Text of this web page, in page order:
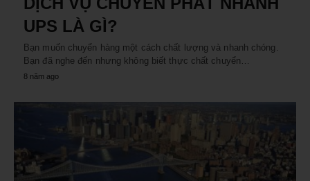
UPS LÀ GÌ?
Bạn muốn chuyển hàng một cách chất lượng và nhanh chóng.
Bạn đã nghe đến nhưng không biết thực chất chuyển…
8 năm ago